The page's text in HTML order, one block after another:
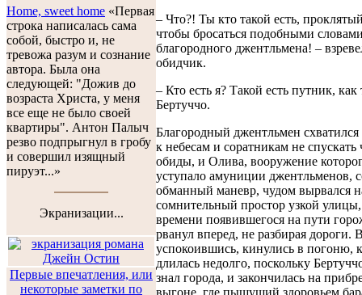
Home, sweet home «Первая
строка написалась сама
собой, быстро и, не
тревожа разум и сознание
автора. Была она
следующей: "Дожив до
возраста Христа, у меня
все еще не было своей
квартиры". Антон Палыч
резво подпрыгнул в гробу
и совершил изящный
пируэт...»
Экранизации...
Первые впечатления, или
некоторые заметки по
– Что?! Ты кто такой есть,
чтобы бросаться подобными
благородного джентльмена! –
обидчик.
– Кто есть я? Такой есть путник,
Бертуччо.
Благородный джентльмен схватился
к небесам и соратникам не спускать
обиды, и Олива, вооружение
уступало амуниции джентльменов,
обманный маневр, чудом вырвался
сомнительный простор узкой
времени появившегося на пути
рванул вперед, не разбирая дороги.
успокоившись, кинулись в погоню,
длилась недолго, поскольку
знал города, и закончилась на